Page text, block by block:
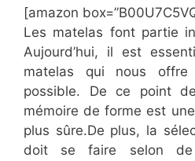
[amazon
Les matelas font partie
Aujourd’hui, il est
matelas qui nous
possible. De ce point
mémoire de forme est
plus sûre.De plus, la
doit se faire selon de